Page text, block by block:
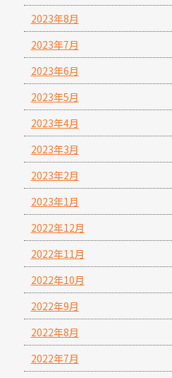
2023年8月
2023年7月
2023年6月
2023年5月
2023年4月
2023年3月
2023年2月
2023年1月
2022年12月
2022年11月
2022年10月
2022年9月
2022年8月
2022年7月